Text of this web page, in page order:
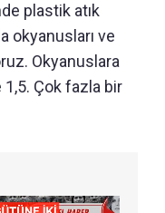
plastik atık
okyanusları ve
Okyanuslara
Çok fazla bir